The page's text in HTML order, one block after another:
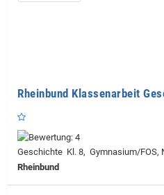
Rheinbund Klassenarbeit
Geschichte Kl. 8, Gymnasium/FOS,
Rheinbund